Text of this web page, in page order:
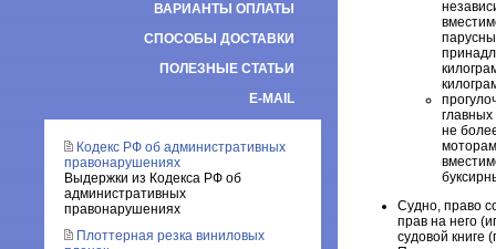
ВАРИАНТЫ ОПЛАТЫ
СПОСОБЫ ДОСТАВКИ
ПОЛЕЗНЫЕ СТАТЬИ
E-MAIL
Кодекс РФ об административных
правонарушениях
Выдержки из Кодекса РФ об
административных
правонарушениях
Плоттерная резка виниловых
не
Судно, право
прав на него
судовой